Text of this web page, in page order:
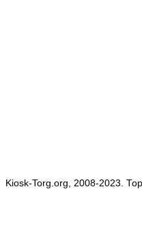
Kiosk-Torg.org, 2008-2023.